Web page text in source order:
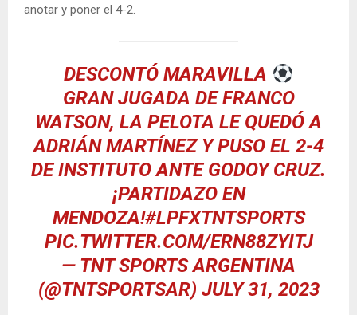
anotar y poner el 4-2.
DESCONTÓ MARAVILLA
GRAN JUGADA DE FRANCO
WATSON, LA PELOTA LE QUEDÓ A
ADRIÁN MARTÍNEZ Y PUSO EL 2-4
DE INSTITUTO ANTE GODOY CRUZ.
¡PARTIDAZO EN
MENDOZA!#LPFXTNTSPORTS
PIC.TWITTER.COM/ERN88ZYITJ
— TNT SPORTS ARGENTINA
(@TNTSPORTSAR) JULY 31, 2023